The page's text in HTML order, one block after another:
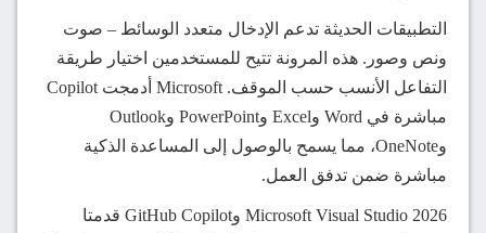
التطبيقات الحديثة تدعم الإدخال متعدد الوسائط – صوت
ونص وصور. هذه المرونة تتيح للمستخدمين اختيار طريقة
التفاعل الأنسب حسب الموقف. Microsoft أدمجت Copilot
مباشرة في Word وExcel وPowerPoint وOutlook
وOneNote، مما يسمح بالوصول إلى المساعدة الذكية
مباشرة ضمن تدفق العمل.
Microsoft Visual Studio 2026 وGitHub Copilot قدمتا